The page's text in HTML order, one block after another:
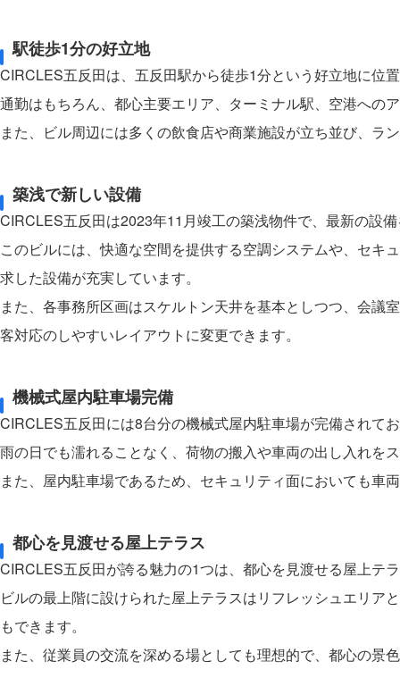
駅徒歩1分の好立地
CIRCLES五反田は、五反田駅から徒歩1分という好立地に位
通勤はもちろん、都心主要エリア、ターミナル駅、空港への
また、ビル周辺には多くの飲食店や商業施設が立ち並び、
築浅で新しい設備
CIRCLES五反田は2023年11月竣工の築浅物件で、最新の設
このビルには、快適な空間を提供する空調システムや、セキ
求した設備が充実しています。
また、各事務所区画はスケルトン天井を基本としつつ、会
客対応のしやすいレイアウトに変更できます。
機械式屋内駐車場完備
CIRCLES五反田には8台分の機械式屋内駐車場が完備されて
雨の日でも濡れることなく、荷物の搬入や車両の出し入れを
また、屋内駐車場であるため、セキュリティ面においても車
都心を見渡せる屋上テラス
CIRCLES五反田が誇る魅力の1つは、都心を見渡せる屋上テ
ビルの最上階に設けられた屋上テラスはリフレッシュエリ
もできます。
また、従業員の交流を深める場としても理想的で、都心の景